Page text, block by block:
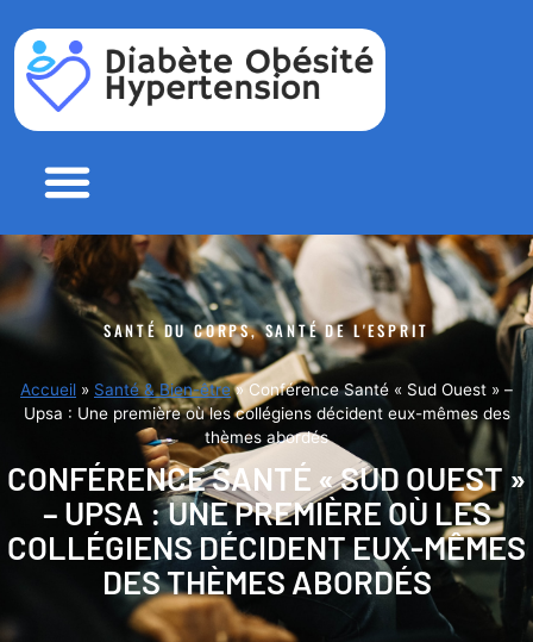
au
contenu
SANTÉ DU CORPS, SANTÉ DE L'ESPRIT
Accueil » Santé & Bien-être» Conférence Santé « Sud Ouest » –
Upsa : Une première où les collégiens décident eux-mêmes des
thèmes abordés
CONFÉRENCE SANTÉ « SUD OUEST »
– UPSA : UNE PREMIÈRE OÙ LES
COLLÉGIENS DÉCIDENT EUX-MÊMES
DES THÈMES ABORDÉS